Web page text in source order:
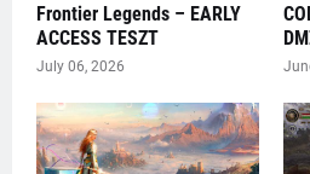
Frontier Legends – EARLY
ACCESS TESZT
July 06, 2026